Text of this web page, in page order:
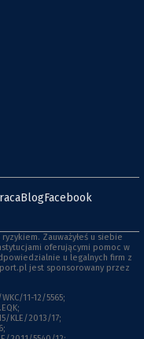
BlogFacebook
Zauważyłeś u siebie
oferującymi pomoc w
u legalnych firm z
jest sponsorowany przez
11-12/5565;
KLE/2013/17;